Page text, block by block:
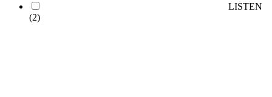
LISTEN
(2)